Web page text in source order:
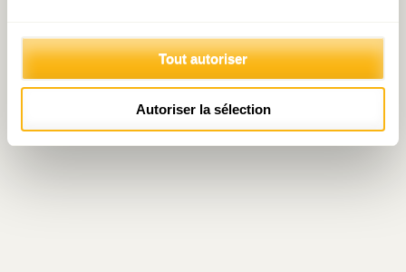
Tout autoriser
Autoriser la sélection
Pour télécharger la présentation à la presse